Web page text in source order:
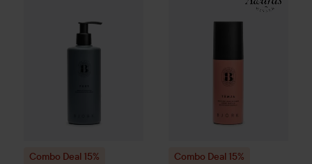
Combo Deal 15% Combo Deal 15%